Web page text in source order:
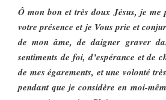
Ô mon bon et très doux Jésus, je me
votre présence et je Vous prie et
de mon âme, de daigner graver
sentiments de foi, d’espérance et de
de mes égarements, et une volonté
pendant que je considère en moi-